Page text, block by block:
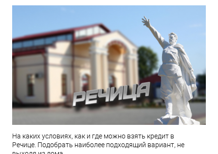
На каких условиях, как и где можно взять кредит в
Речице. Подобрать наиболее подходящий вариант, не